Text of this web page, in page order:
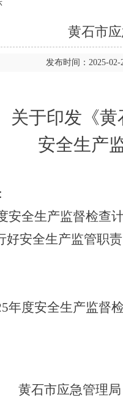
黄石市
发布时间：2025-
关于印发《
安全生产
安全生产监督检查
安全生产监管职
年度安全生产监督
黄石市应急管理局